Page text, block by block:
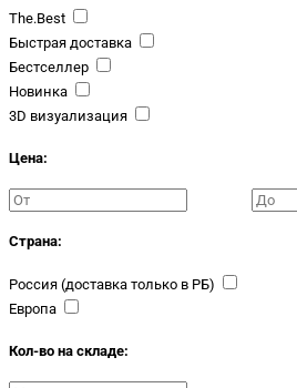
The.Best
Быстрая доставка
Бестселлер
Новинка
3D визуализация
Цена:
Страна:
Россия (доставка только в РБ)
Европа
Кол-во на складе: